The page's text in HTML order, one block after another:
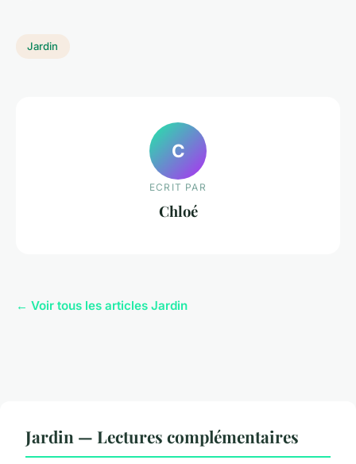
Jardin
C
ECRIT PAR
Chloé
← Voir tous les articles Jardin
Jardin — Lectures complémentaires